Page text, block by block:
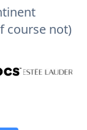
course not)